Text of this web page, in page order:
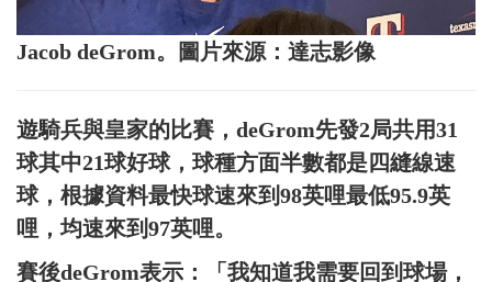
Jacob deGrom。圖片來源：達志影像
遊騎兵與皇家的比賽，deGrom先發2局共用31
球其中21球好球，球種方面半數都是四縫線速
球，根據資料最快球速來到98英哩最低95.9英
哩，均速來到97英哩。
賽後deGrom表示：「我知道我需要回到球場，